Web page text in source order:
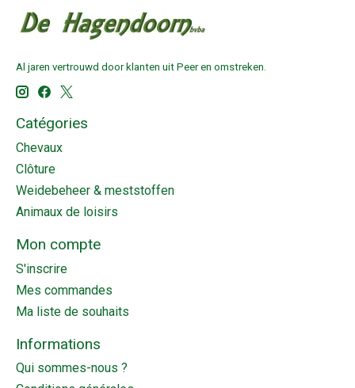
Al jaren vertrouwd door klanten uit Peer en omstreken.
Catégories
Chevaux
Clôture
Weidebeheer & meststoffen
Animaux de loisirs
Mon compte
S'inscrire
Mes commandes
Ma liste de souhaits
Informations
Qui sommes-nous ?